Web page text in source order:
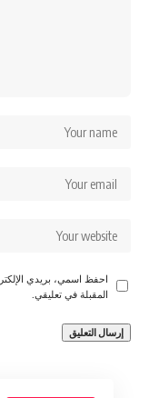
احفظ اسمي، بريدي
المقبلة في تعليقي.